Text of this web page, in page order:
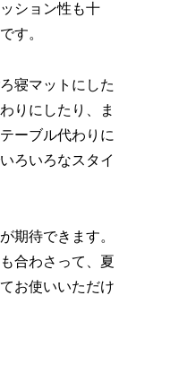
ション性も十
す。
寝マットにした
りにしたり、ま
ーブル代わりに
ろいろなスタイ
期待できます。
合わさって、夏
お使いいただけ